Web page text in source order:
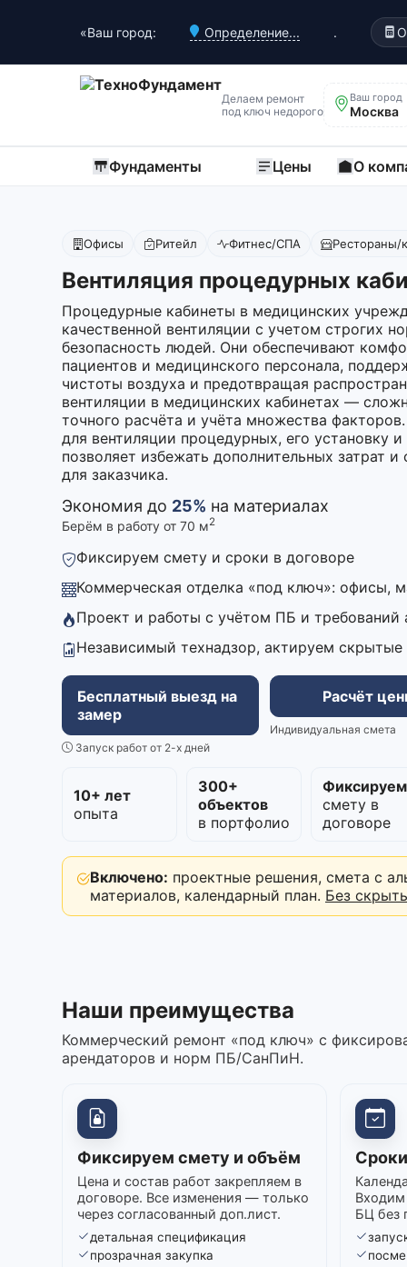
«Ваш город: Определение... .
Делаем ремонт
под ключ недорого
Ваш город
Москва
Фундаменты Цены О
Офисы Ритейл Фитнес/СПА Рестораны/
Вентиляция процедурных
Процедурные кабинеты в медицинских
качественной вентиляции с учетом строгих
безопасность людей. Они обеспечивают
пациентов и медицинского персонала,
чистоты воздуха и предотвращая
вентиляции в медицинских кабинетах —
точного расчёта и учёта множества
для вентиляции процедурных, его установку
позволяет избежать дополнительных затрат
для заказчика.
Экономия до 25% на материалах
Берём в работу от 70 м2
Фиксируем смету и сроки в договоре
Коммерческая отделка «под ключ»: офисы,
Проект и работы с учётом ПБ и требований
Независимый технадзор, актируем скрытые
Бесплатный выезд на
замер
Запуск работ от 2-х дней
Расчёт
Индивидуальная смета
10+ лет
опыта
300+
объектов
в портфолио
Фиксируем
смету в
договоре
Включено: проектные решения, смета с
материалов, календарный план. Без
Наши преимущества
Коммерческий ремонт «под ключ» с
арендаторов и норм ПБ/СанПиН.
Фиксируем смету и объём
Цена и состав работ закрепляем в
договоре. Все изменения — только
через согласованный доп.лист.
детальная спецификация
прозрачная закупка
Входим
БЦ без